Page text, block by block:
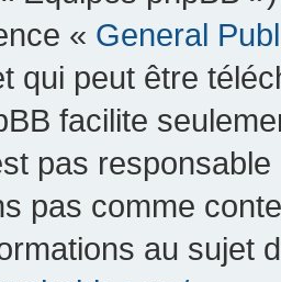
« General
qui peut être
facilite
pas
pas comme
au sujet